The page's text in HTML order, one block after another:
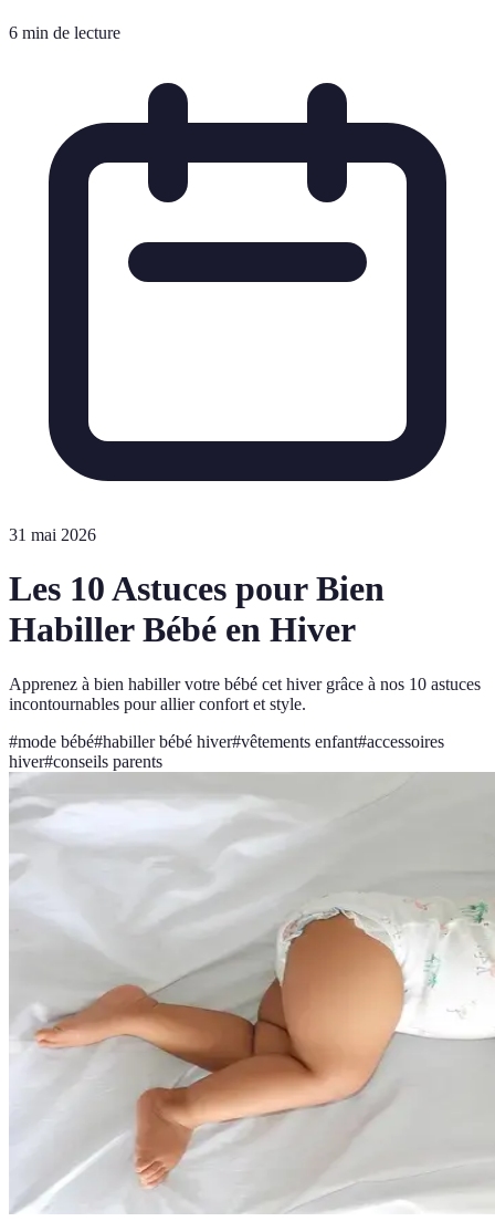
6 min de lecture
31 mai 2026
Les 10 Astuces pour Bien
Habiller Bébé en Hiver
Apprenez à bien habiller votre bébé cet hiver grâce à nos 10 astuces
incontournables pour allier confort et style.
#mode bébé#habiller bébé hiver#vêtements enfant#accessoires
hiver#conseils parents